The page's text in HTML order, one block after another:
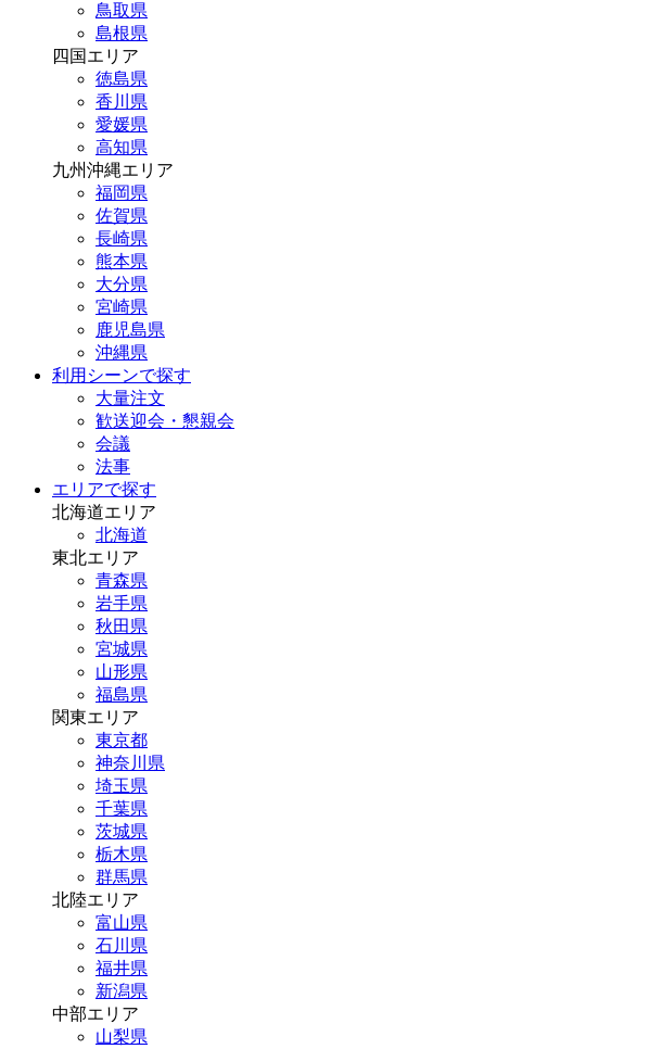
鳥取県
島根県
四国エリア
徳島県
香川県
愛媛県
高知県
九州沖縄エリア
福岡県
佐賀県
長崎県
熊本県
大分県
宮崎県
鹿児島県
沖縄県
利用シーンで探す
大量注文
歓送迎会・懇親会
会議
法事
エリアで探す
北海道エリア
北海道
東北エリア
青森県
岩手県
秋田県
宮城県
山形県
福島県
関東エリア
東京都
神奈川県
埼玉県
千葉県
茨城県
栃木県
群馬県
北陸エリア
富山県
石川県
福井県
新潟県
中部エリア
山梨県